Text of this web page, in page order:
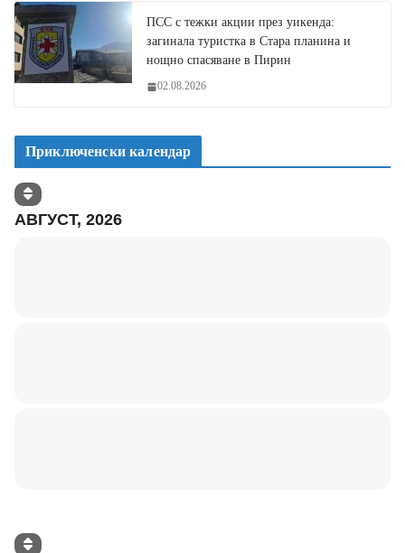
ПСС с тежки акции през уикенда:
загинала туристка в Стара планина и
нощно спасяване в Пирин
02.08.2026
Приключенски календар
АВГУСТ, 2026